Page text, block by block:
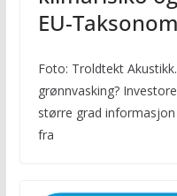
EU-
Foto: Troldtekt
grønnvasking?
større grad
fra